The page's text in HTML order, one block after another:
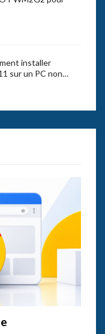
installer
sur un PC non…